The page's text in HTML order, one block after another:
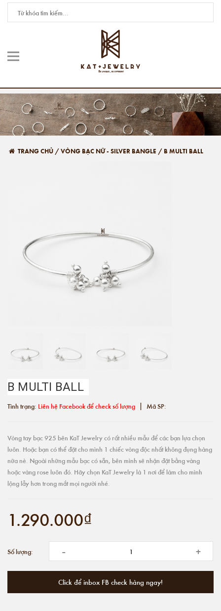
TRANG CHỦ /VÒNG BẠC NỮ - SILVER BANGLE / B MULTI BALL
B MULTI BALL
Tình trạng: Liên hệ Facebook để check số lượng | Mã SP:
Vòng tay bạc 925 bên KaT Jewelry có rất nhiều mẫu để các bạn lựa chọn
luôn. Hoặc bạn có thể đặt cho mình 1 chiếc vòng độc nhất không đụng hàng
nữa nè. Ngoài những mẫu bạc có sẵn, bên mình sẽ nhận đặt bằng vàng
hoặc vàng rose luôn đó. Hãy chọn KaT Jewelry là 1 nơi để làm cho mình
lộng lẫy hơn trong mắt mọi người nhé.
1.290.000₫
Số lượng: - +
Click để inbox FB check hàng ngay!